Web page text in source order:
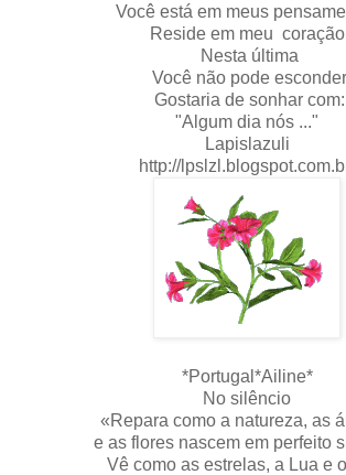
Você está em meus
Reside em meu
Nesta última
Você não pode esconder
Gostaria de sonhar com:
"Algum dia nós ..."
Lapislazuli
http://
*Portugal*Ailine*
No silêncio
«Repara como a natureza, as
e as flores nascem em perfeito
Vê como as estrelas, a Lua e